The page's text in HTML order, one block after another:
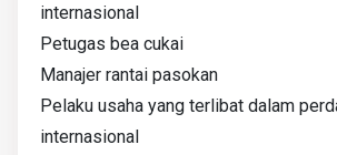
internasional
Petugas bea cukai
Manajer rantai pasokan
Pelaku usaha yang terlibat dalam
internasional